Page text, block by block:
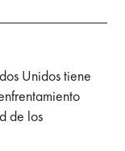
Unidos tiene
de los